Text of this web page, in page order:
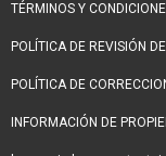
TÉRMINOS Y
POLÍTICA DE REVISIÓN
POLÍTICA DE
INFORMACIÓN DE